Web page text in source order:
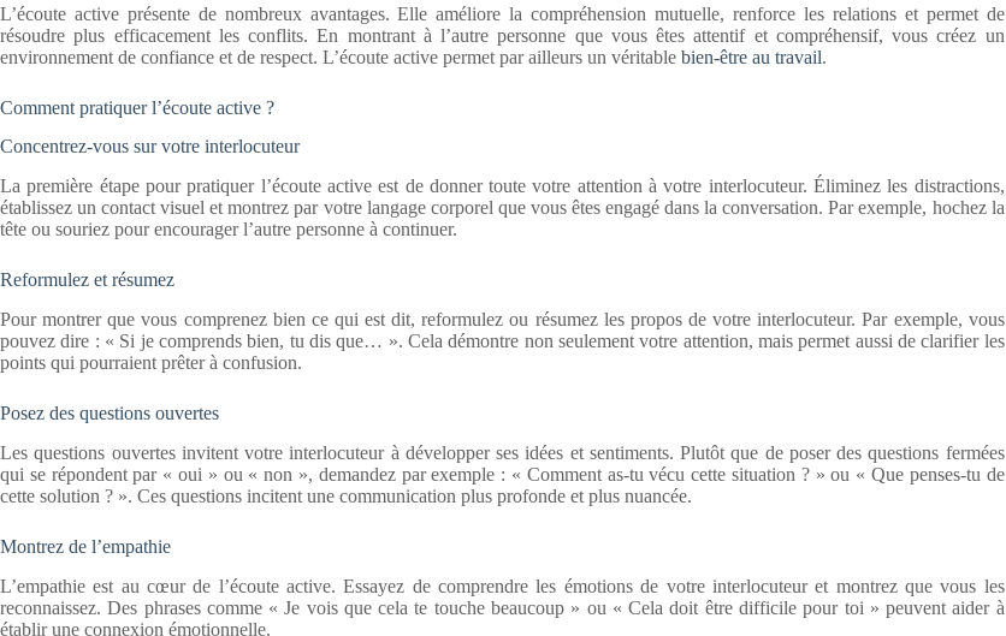
L’écoute active présente de nombreux avantages. Elle améliore la compréhension mutuelle, renforce les relations et permet de
résoudre plus efficacement les conflits. En montrant à l’autre personne que vous êtes attentif et compréhensif, vous créez un
environnement de confiance et de respect. L’écoute active permet par ailleurs un véritable bien-être au travail.
Comment pratiquer l’écoute active ?
Concentrez-vous sur votre interlocuteur
La première étape pour pratiquer l’écoute active est de donner toute votre attention à votre interlocuteur. Éliminez les distractions,
établissez un contact visuel et montrez par votre langage corporel que vous êtes engagé dans la conversation. Par exemple, hochez la
tête ou souriez pour encourager l’autre personne à continuer.
Reformulez et résumez
Pour montrer que vous comprenez bien ce qui est dit, reformulez ou résumez les propos de votre interlocuteur. Par exemple, vous
pouvez dire : « Si je comprends bien, tu dis que… ». Cela démontre non seulement votre attention, mais permet aussi de clarifier les
points qui pourraient prêter à confusion.
Posez des questions ouvertes
Les questions ouvertes invitent votre interlocuteur à développer ses idées et sentiments. Plutôt que de poser des questions fermées
qui se répondent par « oui » ou « non », demandez par exemple : « Comment as-tu vécu cette situation ? » ou « Que penses-tu de
cette solution ? ». Ces questions incitent une communication plus profonde et plus nuancée.
Montrez de l’empathie
L’empathie est au cœur de l’écoute active. Essayez de comprendre les émotions de votre interlocuteur et montrez que vous les
reconnaissez. Des phrases comme « Je vois que cela te touche beaucoup » ou « Cela doit être difficile pour toi » peuvent aider à
établir une connexion émotionnelle.